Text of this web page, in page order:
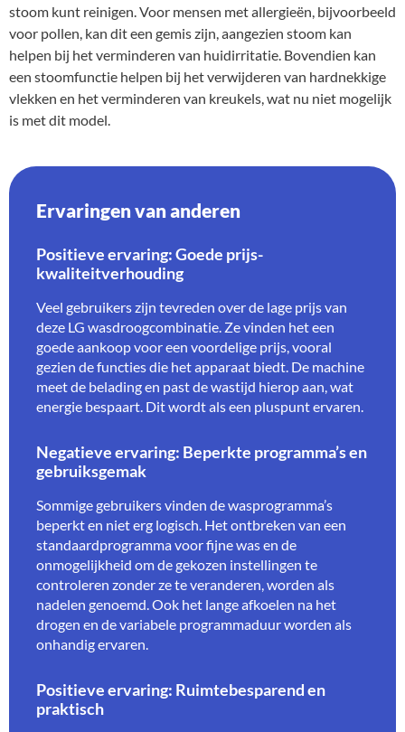
stoom kunt reinigen. Voor mensen met allergieën, bijvoorbeeld
voor pollen, kan dit een gemis zijn, aangezien stoom kan
helpen bij het verminderen van huidirritatie. Bovendien kan
een stoomfunctie helpen bij het verwijderen van hardnekkige
vlekken en het verminderen van kreukels, wat nu niet mogelijk
is met dit model.
Ervaringen van anderen
Positieve ervaring: Goede prijs-
kwaliteitverhouding
Veel gebruikers zijn tevreden over de lage prijs van
deze LG wasdroogcombinatie. Ze vinden het een
goede aankoop voor een voordelige prijs, vooral
gezien de functies die het apparaat biedt. De machine
meet de belading en past de wastijd hierop aan, wat
energie bespaart. Dit wordt als een pluspunt ervaren.
Negatieve ervaring: Beperkte programma’s en
gebruiksgemak
Sommige gebruikers vinden de wasprogramma’s
beperkt en niet erg logisch. Het ontbreken van een
standaardprogramma voor fijne was en de
onmogelijkheid om de gekozen instellingen te
controleren zonder ze te veranderen, worden als
nadelen genoemd. Ook het lange afkoelen na het
drogen en de variabele programmaduur worden als
onhandig ervaren.
Positieve ervaring: Ruimtebesparend en
praktisch